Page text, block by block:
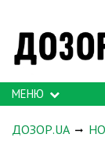
МЕНЮ
ДОЗОР.UA